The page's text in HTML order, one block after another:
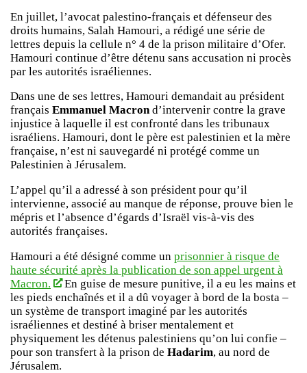
En juillet, l’avocat palestino-français et défenseur des
droits humains, Salah Hamouri, a rédigé une série de
lettres depuis la cellule n° 4 de la prison militaire d’Ofer.
Hamouri continue d’être détenu sans accusation ni procès
par les autorités israéliennes.
Dans une de ses lettres, Hamouri demandait au président
français Emmanuel Macrond’intervenir contre la grave
injustice à laquelle il est confronté dans les tribunaux
israéliens. Hamouri, dont le père est palestinien et la mère
française, n’est ni sauvegardé ni protégé comme un
Palestinien à Jérusalem.
L’appel qu’il a adressé à son président pour qu’il
intervienne, associé au manque de réponse, prouve bien le
mépris et l’absence d’égards d’Israël vis-à-vis des
autorités françaises.
Hamouri a été désigné comme un prisonnier à risque de
haute sécurité après la publication de son appel urgent à
Macron.
En guise de mesure punitive, il a eu les mains et
les pieds enchaînés et il a dû voyager à bord de la bosta –
un système de transport imaginé par les autorités
israéliennes et destiné à briser mentalement et
physiquement les détenus palestiniens qu’on lui confie –
pour son transfert à la prison de Hadarim, au nord de
Jérusalem.